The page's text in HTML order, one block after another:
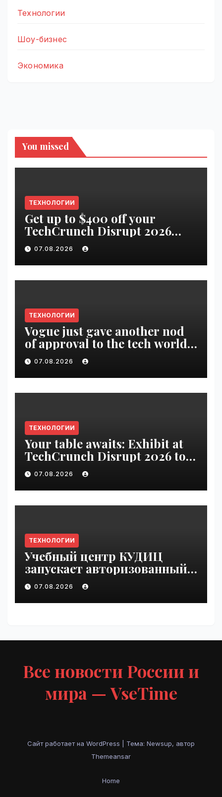
Технологии
Шоу-бизнес
Экономика
You missed
ТЕХНОЛОГИИ
Get up to $400 off your
TechCrunch Disrupt 2026
pass until tomorrow |
VseTime.ru
07.08.2026
ТЕХНОЛОГИИ
Vogue just gave another nod
of approval to the tech world |
VseTime.ru
07.08.2026
ТЕХНОЛОГИИ
Your table awaits: Exhibit at
TechCrunch Disrupt 2026 to
be seen by thousands |
VseTime.ru
07.08.2026
ТЕХНОЛОГИИ
Учебный центр КУДИЦ
запускает авторизованный
курс по
администрированию Mind
Migrate#guest | VseTime.ru
07.08.2026
Все новости России и
мира — VseTime
Сайт работает на WordPress
Тема: Newsup, автор
Themeansar
Home